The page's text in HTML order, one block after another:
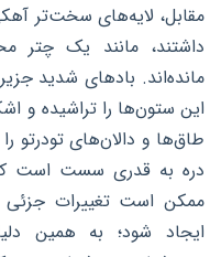
مقابل، لایه‌های سخت‌تر
داشتند، مانند یک چتر
مانده‌اند. بادهای شدید
این ستون‌ها را تراشیده و
طاق‌ها و دالان‌های تودرتو
دره به قدری سست است
ممکن است تغییرات
ایجاد شود؛ به همین